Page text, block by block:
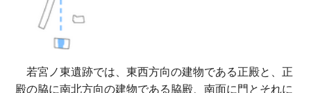
若宮ノ東遺跡では、東西方向の建物である正殿と、正
殿の脇に南北方向の建物である脇殿、南面に門とそれに